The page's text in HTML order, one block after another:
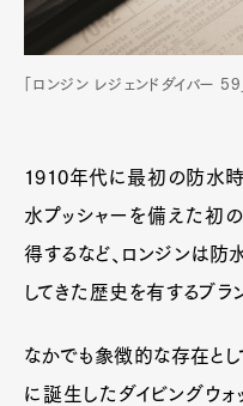
「ロンジン レジェンドダイバー 59」
1910年代に最初の防水
水プッシャーを備えた初
得するなど、ロンジンは防
してきた歴史を有するブラ
なかでも象徴的な存在と
に誕生したダイビングウォ